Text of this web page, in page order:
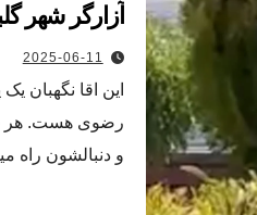
آزارگر شهر
2025-06-11
این اقا نگهبان
رضوی هست. هر
و دنبالشون راه